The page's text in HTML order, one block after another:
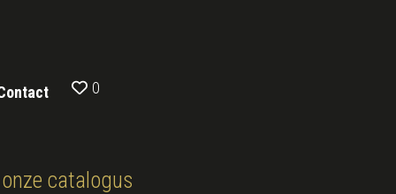
0
catalogus